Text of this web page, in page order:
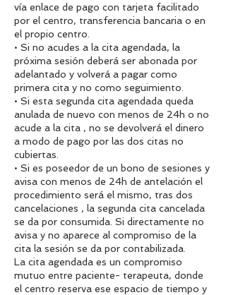
vía enlace de pago con tarjeta facilitado
por el centro, transferencia bancaria o en
el propio centro.
• Si no acudes a la cita agendada, la
próxima sesión deberá ser abonada por
adelantado y volverá a pagar como
primera cita y no como seguimiento.
• Si esta segunda cita agendada queda
anulada de nuevo con menos de 24h o no
acude a la cita , no se devolverá el dinero
a modo de pago por las dos citas no
cubiertas.
• Si es poseedor de un bono de sesiones y
avisa con menos de 24h de antelación el
procedimiento será el mismo, tras dos
cancelaciones , la segunda cita cancelada
se da por consumida. Si directamente no
avisa y no aparece al compromiso de la
cita la sesión se da por contabilizada.
La cita agendada es un compromiso
mutuo entre paciente- terapeuta, donde
el centro reserva ese espacio de tiempo y